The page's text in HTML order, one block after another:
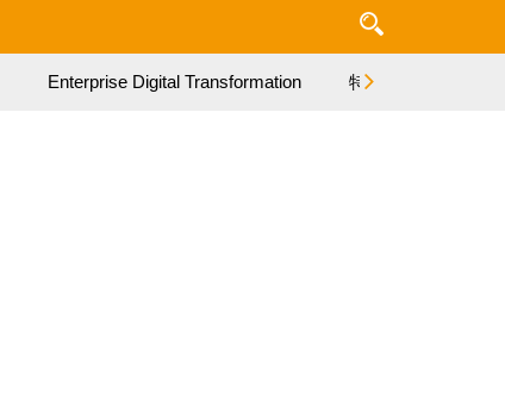
Enterprise Digital Transformation 特集